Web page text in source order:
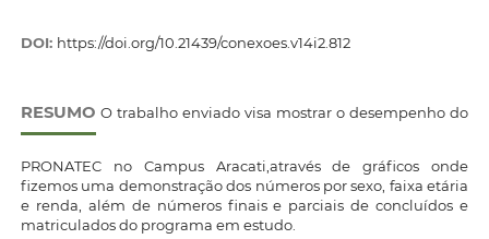
DOI: https://doi.org/10.21439/conexoes.v14i2.812
RESUMO O trabalho enviado visa mostrar o desempenho do
PRONATEC no Campus Aracati,através de gráficos onde
fizemos uma demonstração dos números por sexo, faixa etária
e renda, além de números finais e parciais de concluídos e
matriculados do programa em estudo.